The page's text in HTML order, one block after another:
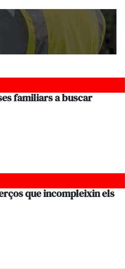
familiars a buscar
que incompleixin els